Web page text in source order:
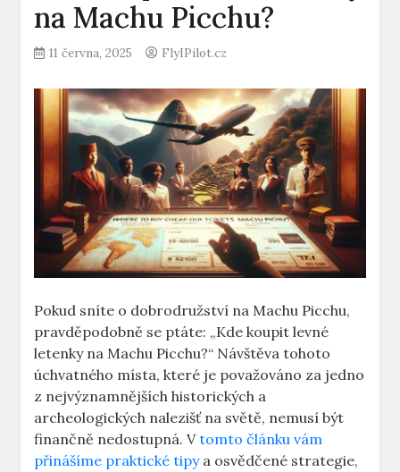
na Machu Picchu?
11 června, 2025 FlyIPilot.cz
Pokud sníte o dobrodružství na Machu Picchu,
pravděpodobně se ptáte: „Kde koupit levné
letenky na Machu Picchu?“ Návštěva tohoto
úchvatného místa, které je považováno za jedno
z nejvýznamnějších historických a
archeologických nalezišť na světě, nemusí být
finančně nedostupná. Vtomto článku vám
přinášíme praktické tipya osvědčené strategie,